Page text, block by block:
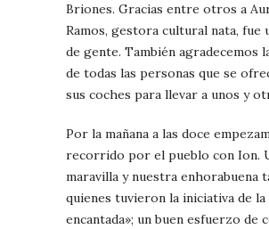
Briones. Gracias entre otros a
Ramos, gestora cultural nata, fue
de gente. También agradecemos
de todas las personas que se
sus coches para llevar a unos y
Por la mañana a las doce
recorrido por el pueblo con Ion.
maravilla y nuestra enhorabuena
quienes tuvieron la iniciativa de la
encantada»; un buen esfuerzo de